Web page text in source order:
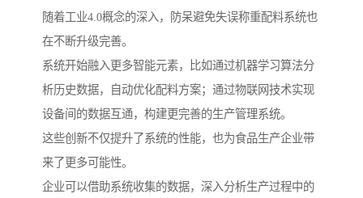
随着工业4.0概念的深入，防呆避免失误称重配料系统也
在不断升级完善。
系统开始融入更多智能元素，比如通过机器学习算法分
析历史数据，自动优化配料方案；通过物联网技术实现
设备间的数据互通，构建更完善的生产管理系统。
这些创新不仅提升了系统的性能，也为食品生产企业带
来了更多可能性。
企业可以借助系统收集的数据，深入分析生产过程中的